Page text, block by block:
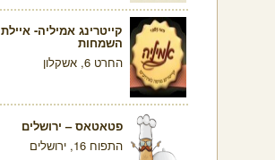
קייטרינג אמיליה- איילת
השמחות
החרט 6, אשקלון
פטאטאס – ירושלים
התפוח 16, ירושלים